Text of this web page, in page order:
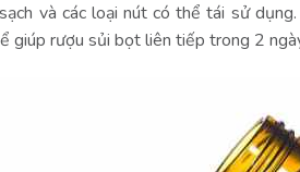
và các loại nút có thể tái sử
giúp rượu sủi bọt liên tiếp trong 2